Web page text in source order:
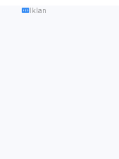
Iklan